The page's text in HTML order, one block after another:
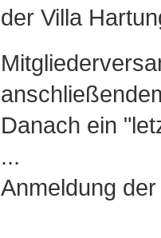
der Villa
Danach ein
...
Anmeldung